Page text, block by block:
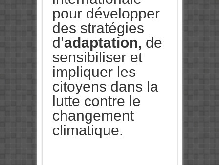
pour développer
des stratégies
d’adaptation, de
sensibiliser et
impliquer les
citoyens dans la
lutte contre le
changement
climatique.